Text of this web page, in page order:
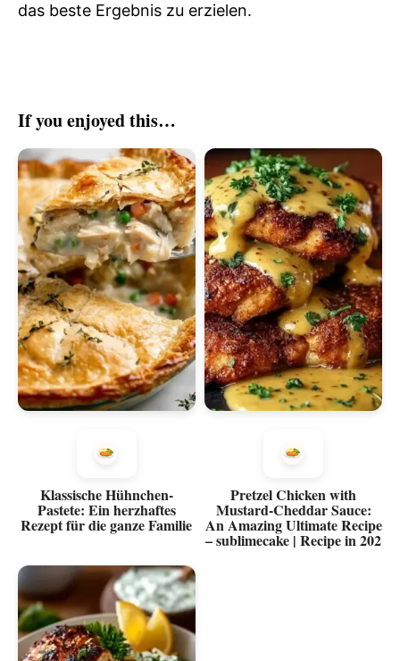
das beste Ergebnis zu erzielen.
If you enjoyed this…
Klassische Hühnchen-
Pastete: Ein herzhaftes
Rezept für die ganze Familie
Pretzel Chicken with
Mustard-Cheddar Sauce:
An Amazing Ultimate Recipe
– sublimecake | Recipe in 202